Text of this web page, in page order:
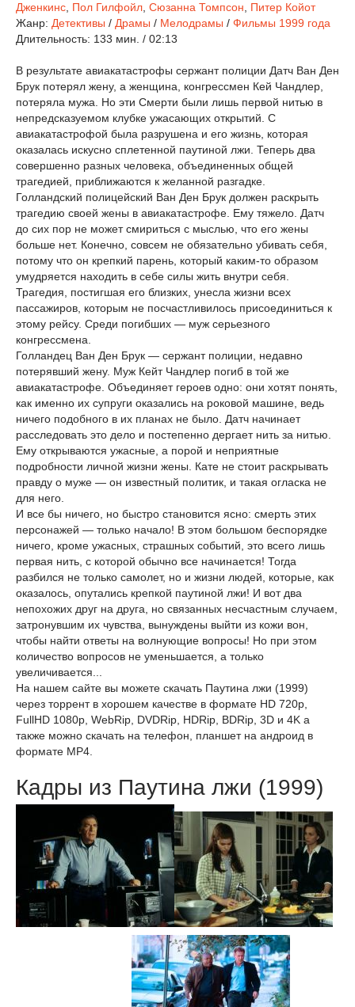
Дженкинс Пол Гилфойл Сюзанна Томпсон
Питер Койот
Жанр: Детективы / Драмы / Мелодрамы / Фильмы 1999 года
Длительность: 133 мин. / 02:13
В результате авиакатастрофы сержант полиции Датч Ван Ден
Брук потерял жену, а женщина, конгрессмен Кей Чандлер,
потеряла мужа. Но эти Смерти были лишь первой нитью в
непредсказуемом клубке ужасающих открытий. С
авиакатастрофой была разрушена и его жизнь, которая
оказалась искусно сплетенной паутиной лжи. Теперь два
совершенно разных человека, объединенных общей
трагедией, приближаются к желанной разгадке.
Голландский полицейский Ван Ден Брук должен раскрыть
трагедию своей жены в авиакатастрофе. Ему тяжело. Датч
до сих пор не может смириться с мыслью, что его жены
больше нет. Конечно, совсем не обязательно убивать себя,
потому что он крепкий парень, который каким-то образом
умудряется находить в себе силы жить внутри себя.
Трагедия, постигшая его близких, унесла жизни всех
пассажиров, которым не посчастливилось присоединиться к
этому рейсу. Среди погибших — муж серьезного
конгрессмена.
Голландец Ван Ден Брук — сержант полиции, недавно
потерявший жену. Муж Кейт Чандлер погиб в той же
авиакатастрофе. Объединяет героев одно: они хотят понять,
как именно их супруги оказались на роковой машине, ведь
ничего подобного в их планах не было. Датч начинает
расследовать это дело и постепенно дергает нить за нитью.
Ему открываются ужасные, а порой и неприятные
подробности личной жизни жены. Кате не стоит раскрывать
правду о муже — он известный политик, и такая огласка не
для него.
И все бы ничего, но быстро становится ясно: смерть этих
персонажей — только начало! В этом большом беспорядке
ничего, кроме ужасных, страшных событий, это всего лишь
первая нить, с которой обычно все начинается! Тогда
разбился не только самолет, но и жизни людей, которые, как
оказалось, опутались крепкой паутиной лжи! И вот два
непохожих друг на друга, но связанных несчастным случаем,
затронувшим их чувства, вынуждены выйти из кожи вон,
чтобы найти ответы на волнующие вопросы! Но при этом
количество вопросов не уменьшается, а только
увеличивается...
На нашем сайте вы можете скачать Паутина лжи (1999)
через торрент в хорошем качестве в формате HD 720p,
FullHD 1080p, WebRip, DVDRip, HDRip, BDRip, 3D и 4K а
также можно скачать на телефон, планшет на андроид в
формате MP4.
Кадры из Паутина лжи (1999)